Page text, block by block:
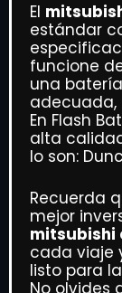
El
estándar
funcione
una
adecuada,
En Flash
alta
lo son:
Recuerda
mejor
mitsubishi
cada viaje
listo para
No olvides